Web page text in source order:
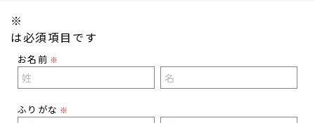
※
は必須項目です
お名前 ※
ふりがな ※